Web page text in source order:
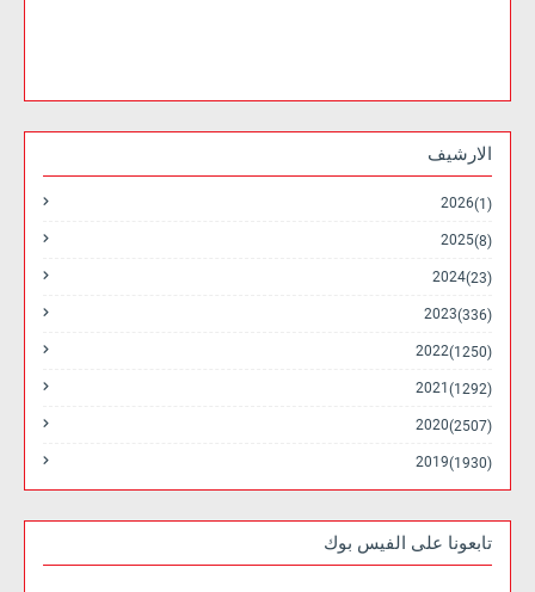
الارشيف
2026 (1)
2025 (8)
2024 (23)
2023 (336)
2022 (1250)
2021 (1292)
2020 (2507)
2019 (1930)
تابعونا على الفيس بوك